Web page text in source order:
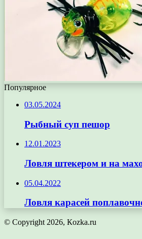
Популярное
03.05.2024
Рыбный суп пешор
12.01.2023
Ловля штекером и на
05.04.2022
Ловля карасей
© Copyright 2026, Кozka.ru